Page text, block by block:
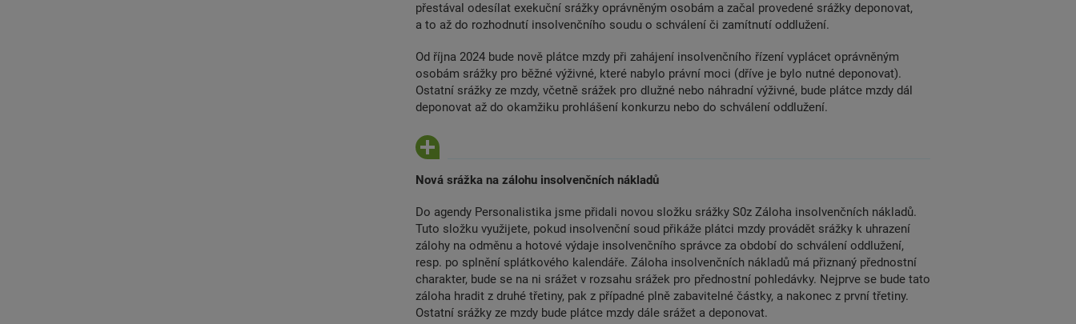
přestával odesílat exekuční srážky oprávněným osobám a začal provedené srážky deponovat,
a to až do rozhodnutí insolvenčního soudu o schválení či zamítnutí oddlužení.
Od října 2024 bude nově plátce mzdy při zahájení insolvenčního řízení vyplácet oprávněným
osobám srážky pro běžné výživné, které nabylo právní moci (dříve je bylo nutné deponovat).
Ostatní srážky ze mzdy, včetně srážek pro dlužné nebo náhradní výživné, bude plátce mzdy dál
deponovat až do okamžiku prohlášení konkurzu nebo do schválení oddlužení.
Nová srážka na zálohu insolvenčních nákladů
Do agendy Personalistika jsme přidali novou složku srážky S0z Záloha insolvenčních nákladů.
Tuto složku využijete, pokud insolvenční soud přikáže plátci mzdy provádět srážky k uhrazení
zálohy na odměnu a hotové výdaje insolvenčního správce za období do schválení oddlužení,
resp. po splnění splátkového kalendáře. Záloha insolvenčních nákladů má přiznaný přednostní
charakter, bude se na ni srážet v rozsahu srážek pro přednostní pohledávky. Nejprve se bude tato
záloha hradit z druhé třetiny, pak z případné plně zabavitelné částky, a nakonec z první třetiny.
Ostatní srážky ze mzdy bude plátce mzdy dále srážet a deponovat.